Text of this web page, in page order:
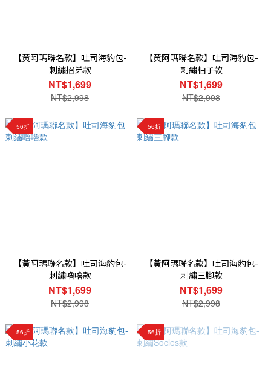
【黃阿瑪聯名款】吐司海豹包-
刺繡招弟款
NT$1,699
NT$2,998
【黃阿瑪聯名款】吐司海豹包-
刺繡柚子款
NT$1,699
NT$2,998
56折
【黃阿瑪聯名款】吐司海豹包-
刺繡嚕嚕款
NT$1,699
NT$2,998
56折
【黃阿瑪聯名款】吐司海豹包-
刺繡三腳款
NT$1,699
NT$2,998
56折 56折